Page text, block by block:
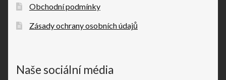
Obchodní podmínky
Zásady ochrany osobních údajů
Naše sociální média